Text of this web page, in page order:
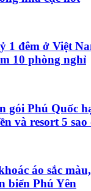
1 đêm ở Việt
10 phòng nghỉ
gói Phú Quốc
và resort 5 sao
áo sắc
biển Phú Yên